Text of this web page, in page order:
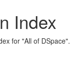
Index
for "All of DSpace".